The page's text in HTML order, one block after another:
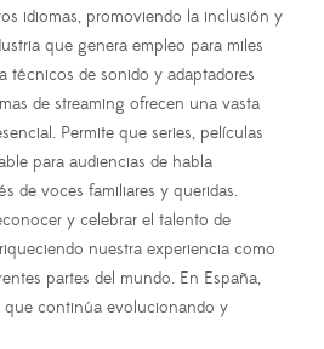
idiomas, promoviendo la inclusión y
que genera empleo para miles
técnicos de sonido y adaptadores
de streaming ofrecen una vasta
Permite que series, películas
para audiencias de habla
de voces familiares y queridas.
y celebrar el talento de
nuestra experiencia como
partes del mundo. En España,
que continúa evolucionando y